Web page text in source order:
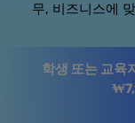
무, 비즈니스에
학생 또는 교육